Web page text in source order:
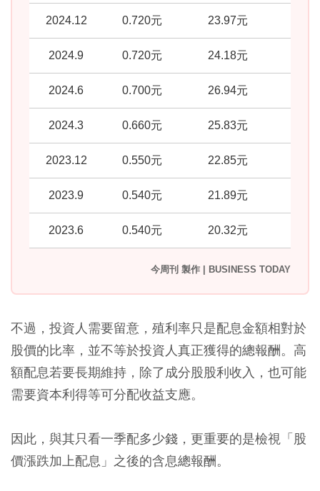
2024.12 0.720元 23.97元
2024.9 0.720元 24.18元
2024.6 0.700元 26.94元
2024.3 0.660元 25.83元
2023.12 0.550元 22.85元
2023.9 0.540元 21.89元
2023.6 0.540元 20.32元
今周刊 製作 | BUSINESS TODAY
不過，投資人需要留意，殖利率只是配息金額相對於
股價的比率，並不等於投資人真正獲得的總報酬。高
額配息若要長期維持，除了成分股股利收入，也可能
需要資本利得等可分配收益支應。
因此，與其只看一季配多少錢，更重要的是檢視「股
價漲跌加上配息」之後的含息總報酬。